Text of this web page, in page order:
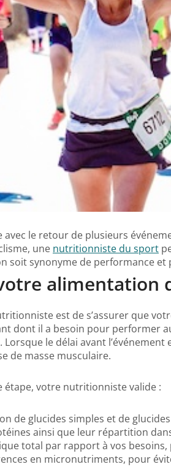
avec le retour de plusieurs
une nutritionniste du sport
soit synonyme de performance et
alimentation
est de s’assurer que
dont il a besoin pour performer
Lorsque le délai avant
de masse musculaire.
votre nutritionniste valide :
de glucides simples et de
ainsi que leur répartition
total par rapport à vos
en micronutriments, pour